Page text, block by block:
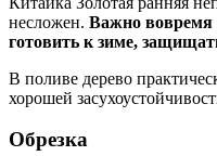
несложен. Важно вовремя
готовить к зиме,
В поливе дерево
хорошей
Обрезка